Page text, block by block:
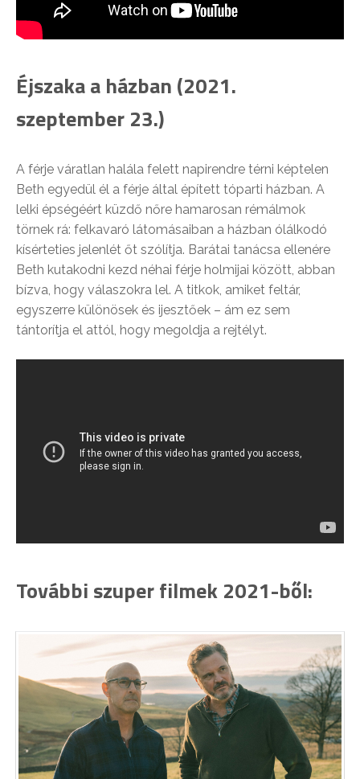
Éjszaka a házban (2021.
szeptember 23.)
A férje váratlan halála felett napirendre térni képtelen
Beth egyedül él a férje által épített tóparti házban. A
lelki épségéért küzdő nőre hamarosan rémálmok
törnek rá: felkavaró látomásaiban a házban ólálkodó
kísérteties jelenlét őt szólítja. Barátai tanácsa ellenére
Beth kutakodni kezd néhai férje holmijai között, abban
bízva, hogy válaszokra lel. A titkok, amiket feltár,
egyszerre különösek és ijesztőek – ám ez sem
tántorítja el attól, hogy megoldja a rejtélyt.
További szuper filmek 2021-ből: